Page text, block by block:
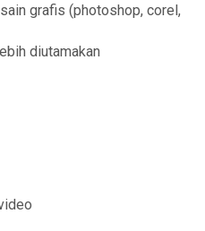
grafis (photoshop, corel,
diutamakan